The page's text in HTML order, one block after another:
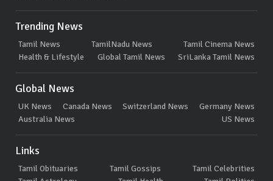
Trending News
Tamil News TamilNadu News
Tamil Cinema News
Health & Lifestyle
Global Tamil News SriLanka Tamil News
Global News
UK News Canada News Switzerland News
Germany News
Australia News
US News
Links
Tamil Obituaries Tamil Gossips
Tamil Celebrities